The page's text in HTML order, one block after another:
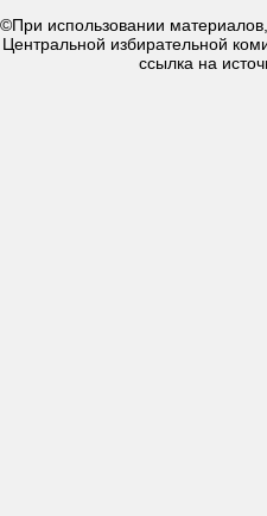
©При использовании
Центральной избирательной
ссылка на